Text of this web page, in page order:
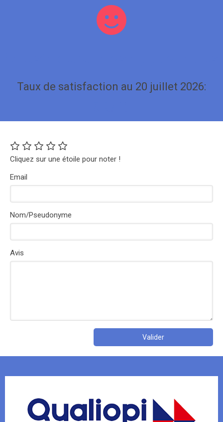
Taux de satisfaction au 20 juillet 2026:
Cliquez sur une étoile pour noter !
Email
Nom/Pseudonyme
Avis
Valider